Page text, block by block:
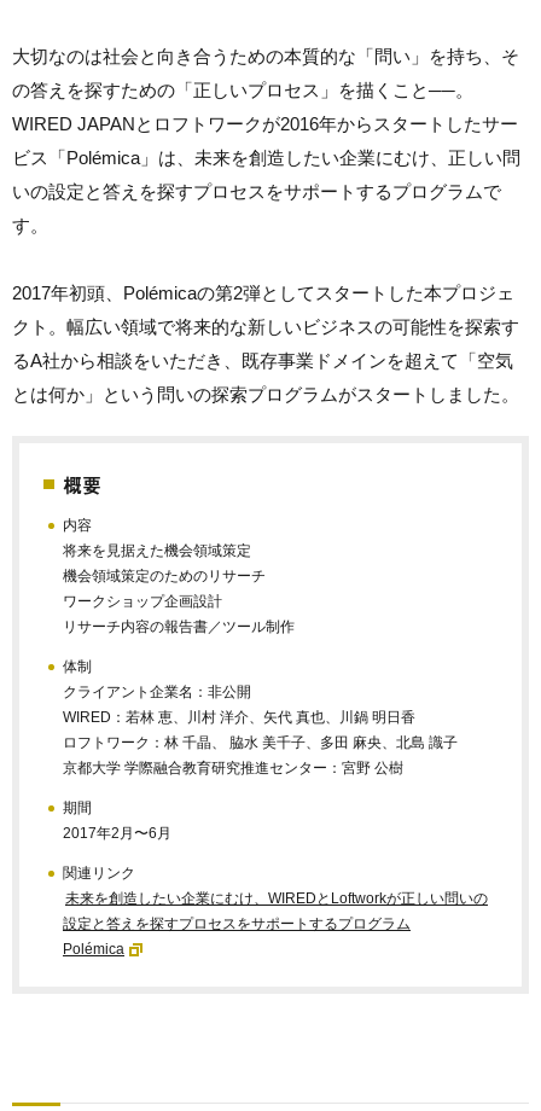
大切なのは社会と向き合うための本質的な「問い」を持ち、そ
の答えを探すための「正しいプロセス」を描くこと──。
WIRED JAPANとロフトワークが2016年からスタートしたサー
ビス「Polémica」は、未来を創造したい企業にむけ、正しい問
いの設定と答えを探すプロセスをサポートするプログラムで
す。
2017年初頭、Polémicaの第2弾としてスタートした本プロジェ
クト。幅広い領域で将来的な新しいビジネスの可能性を探索す
るA社から相談をいただき、既存事業ドメインを超えて「空気
とは何か」という問いの探索プログラムがスタートしました。
概要
内容
将来を見据えた機会領域策定
機会領域策定のためのリサーチ
ワークショップ企画設計
リサーチ内容の報告書／ツール制作
体制
クライアント企業名：非公開
WIRED：若林 恵、川村 洋介、矢代 真也、川鍋 明日香
ロフトワーク：林 千晶、 脇水 美千子、多田 麻央、北島 識子
京都大学 学際融合教育研究推進センター：宮野 公樹
期間
2017年2月〜6月
関連リンク
未来を創造したい企業にむけ、WIREDとLoftworkが正しい問いの
設定と答えを探すプロセスをサポートするプログラム
Polémica